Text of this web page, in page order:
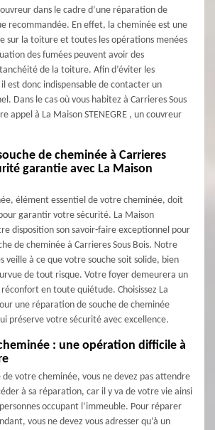
dans le cadre d’une réparation de
recommandée. En effet, la cheminée est une
sur la toiture et toutes les opérations menées
des fumées peuvent avoir des
de la toiture. Afin d’éviter les
il est donc indispensable de contacter un
Dans le cas où vous habitez à Carrieres Sous
appel à La Maison STENEGRE , un couvreur
de cheminée à Carrieres
garantie avec La Maison
élément essentiel de votre cheminée, doit
garantir votre sécurité. La Maison
disposition son savoir-faire exceptionnel pour
de cheminée à Carrieres Sous Bois. Notre
veille à ce que votre souche soit solide, bien
de tout risque. Votre foyer demeurera un
en toute quiétude. Choisissez La
une réparation de souche de cheminée
préserve votre sécurité avec excellence.
: une opération difficile à
de votre cheminée, vous ne devez pas attendre
à sa réparation, car il y va de votre vie ainsi
occupant l’immeuble. Pour réparer
vous ne devez vous adresser qu’à un